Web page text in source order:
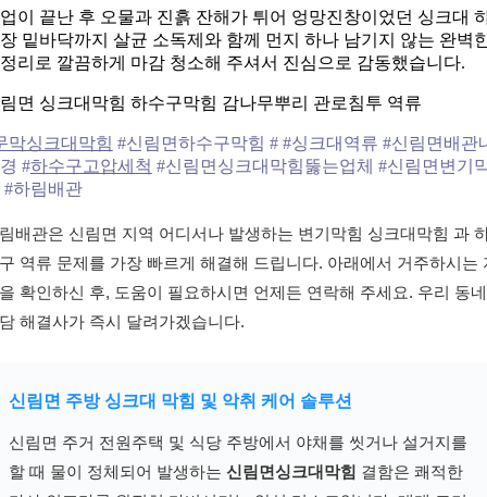
이 끝난 후 오물과 진흙 잔해가 튀어 엉망진창이었던 싱크대
밑바닥까지 살균 소독제와 함께 먼지 하나 남기지 않는 완벽
리로 깔끔하게 마감 청소해 주셔서 진심으로 감동했습니다.
면 싱크대막힘 하수구막힘 감나무뿌리 관로침투 역류
막싱크대막힘 #신림면하수구막힘 # #싱크대역류 #신림면배관
#하수구고압세척 #신림면싱크대막힘뚫는업체 #신림면변기
#하림배관
배관은 신림면 지역 어디서나 발생하는 변기막힘 싱크대막힘 과
역류 문제를 가장 빠르게 해결해 드립니다. 아래에서 거주하시는
확인하신 후, 도움이 필요하시면 언제든 연락해 주세요. 우리 동네
해결사가 즉시 달려가겠습니다.
신림면 주방 싱크대 막힘 및 악취 케어 솔루션
신림면 주거 전원주택 및 식당 주방에서 야채를 씻거나 설거지를
할 때 물이 정체되어 발생하는 신림면싱크대막힘 결함은 쾌적한